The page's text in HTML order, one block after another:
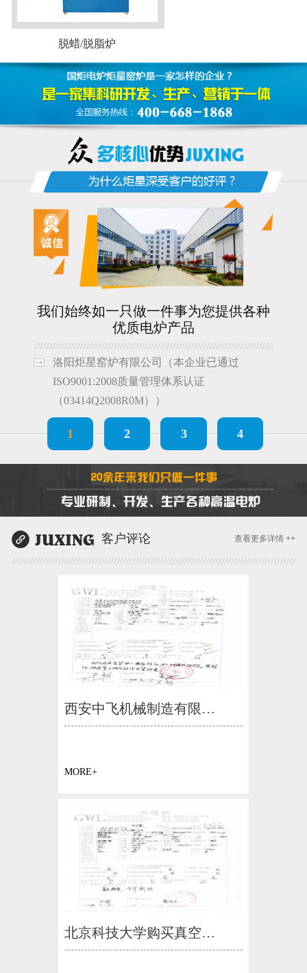
脱蜡/脱脂炉
我们始终如一只做一件事为您提供各种
优质电炉产品
洛阳炬星窑炉有限公司（本企业已通过
ISO9001:2008质量管理体系认证
（03414Q2008R0M））
1 2 3 4
客户评论 查看更多详情 ++
西安中飞机械制造有限…
MORE+
北京科技大学购买真空…